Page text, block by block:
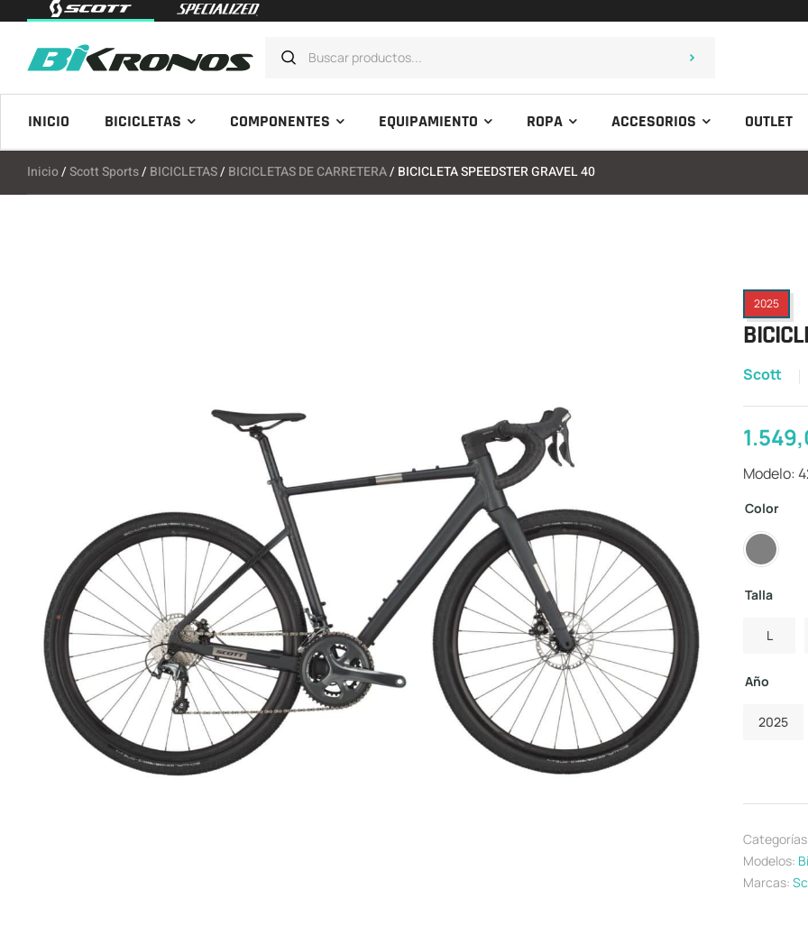
INICIO BICICLETAS COMPONENTES EQUIPAMIENTO ROPA ACCESORIOS OUTLET
Inicio/Scott Sports/ BICICLETAS/ BICICLETAS DE CARRETERA/ BICICLETA SPEEDSTER GRAVEL 40
2025
Scott
Modelo:
Color
Talla
L
Año
2025
Modelos:
Marcas: